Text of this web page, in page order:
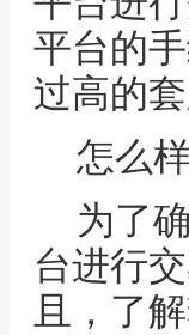
平台的
过高的
怎么
为了
台进行
且，了